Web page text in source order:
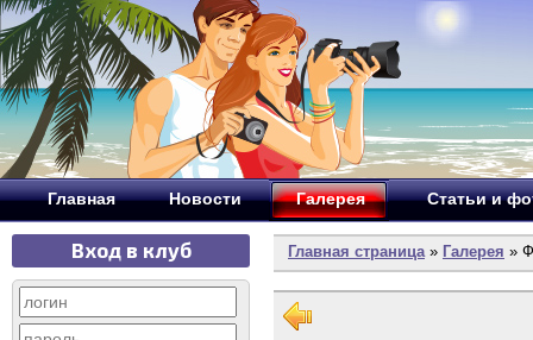
Главная Новости Галерея Статьи и
Вход в клуб Главная страница» Галерея »